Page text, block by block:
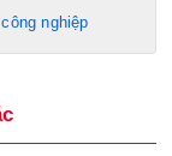
nghiệp